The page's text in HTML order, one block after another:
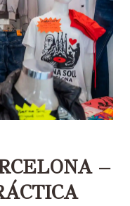
–